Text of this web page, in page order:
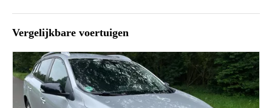
Vergelijkbare voertuigen